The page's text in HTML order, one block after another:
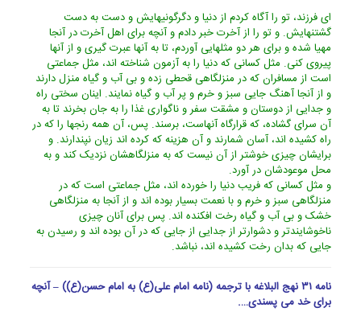
اى فرزند، تو را آگاه کردم از دنیا و دگرگونیهایش و دست به دست
گشتنهایش. و تو را از آخرت خبر دادم و آنچه براى اهل آخرت در آنجا
مهیا شده و براى هر دو مثلهایى آوردم، تا به آنها عبرت گیرى و از آنها
پیروى کنى. مثل کسانى که دنیا را به آزمون شناخته اند، مثل جماعتى
است از مسافران که در منزلگاهى قحطى زده و بى آب و گیاه منزل دارند
و از آنجا آهنگ جایى سبز و خرم و پر آب و گیاه نمایند. اینان سختى راه
و جدایى از دوستان و مشقت سفر و ناگوارى غذا را به جان بخرند تا به
آن سراى گشاده، که قرارگاه آنهاست، برسند. پس، آن همه رنجها را که در
راه کشیده اند، آسان شمارند و آن هزینه که کرده اند زیان نپندارند. و
برایشان چیزى خوشتر از آن نیست که به منزلگاهشان نزدیک کند و به
محل موعودشان در آورد.
و مثل کسانى که فریب دنیا را خورده اند، مثل جماعتى است که در
منزلگاهى سبز و خرم و با نعمت بسیار بوده اند و از آنجا به منزلگاهى
خشک و بى آب و گیاه رخت افکنده اند. پس براى آنان چیزى
ناخوشایندتر و دشوارتر از جدایى از جایى که در آن بوده اند و رسیدن به
جایى که بدان رخت کشیده اند، نباشد.
نامه ۳۱ نهج البلاغه با ترجمه (نامه امام علی(ع) به امام حسن(ع)) – آنچه
برای خد می پسندی….